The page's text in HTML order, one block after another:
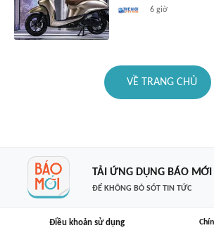
6 giờ
VỀ TRANG CHỦ
TẢI ỨNG DỤNG BÁO MỚI
ĐỂ KHÔNG BỎ SÓT TIN TỨC
Điều khoản sử dụng